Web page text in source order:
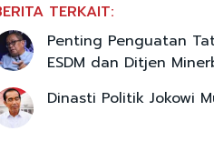
TERKAIT:
Penting Penguatan
ESDM dan Ditjen
Dinasti Politik Jokowi